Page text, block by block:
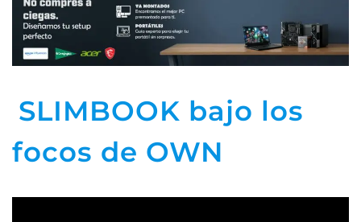
SLIMBOOK bajo los
focos de OWN